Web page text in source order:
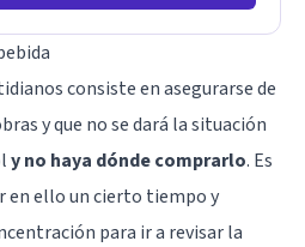
consiste en asegurarse de
y que no se dará la situación
y no haya dónde comprarlo. Es
en ello un cierto tiempo y
para ir a revisar la